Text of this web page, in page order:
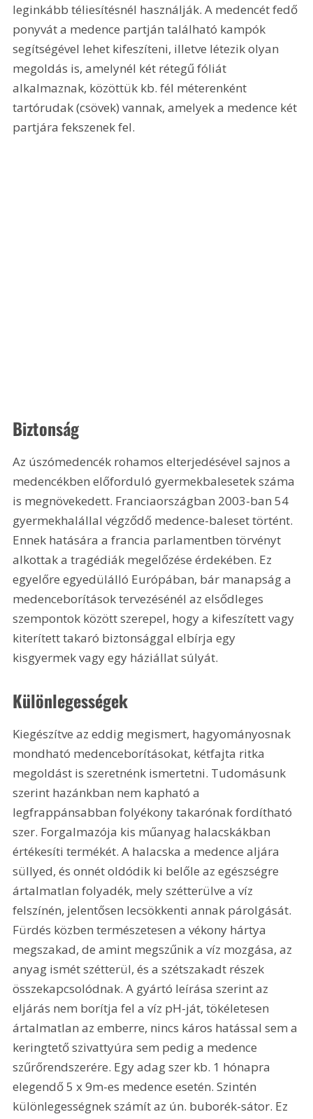
leginkább téliesítésnél használják. A medencét fedő
ponyvát a medence partján található kampók
segítségével lehet kifeszíteni, illetve létezik olyan
megoldás is, amelynél két rétegű fóliát
alkalmaznak, közöttük kb. fél méterenként
tartórudak (csövek) vannak, amelyek a medence két
partjára fekszenek fel.
Biztonság
Az úszómedencék rohamos elterjedésével sajnos a
medencékben előforduló gyermekbalesetek száma
is megnövekedett. Franciaországban 2003-ban 54
gyermekhalállal végződő medence-baleset történt.
Ennek hatására a francia parlamentben törvényt
alkottak a tragédiák megelőzése érdekében. Ez
egyelőre egyedülálló Európában, bár manapság a
medenceborítások tervezésénél az elsődleges
szempontok között szerepel, hogy a kifeszített vagy
kiterített takaró biztonsággal elbírja egy
kisgyermek vagy egy háziállat súlyát.
Különlegességek
Kiegészítve az eddig megismert, hagyományosnak
mondható medenceborításokat, kétfajta ritka
megoldást is szeretnénk ismertetni. Tudomásunk
szerint hazánkban nem kapható a
legfrappánsabban folyékony takarónak fordítható
szer. Forgalmazója kis műanyag halacskákban
értékesíti termékét. A halacska a medence aljára
süllyed, és onnét oldódik ki belőle az egészségre
ártalmatlan folyadék, mely szétterülve a víz
felszínén, jelentősen lecsökkenti annak párolgását.
Fürdés közben természetesen a vékony hártya
megszakad, de amint megszűnik a víz mozgása, az
anyag ismét szétterül, és a szétszakadt részek
összekapcsolódnak. A gyártó leírása szerint az
eljárás nem borítja fel a víz pH-ját, tökéletesen
ártalmatlan az emberre, nincs káros hatással sem a
keringtető szivattyúra sem pedig a medence
szűrőrendszerére. Egy adag szer kb. 1 hónapra
elegendő 5 x 9m-es medence esetén. Szintén
különlegességnek számít az ún. buborék-sátor. Ez